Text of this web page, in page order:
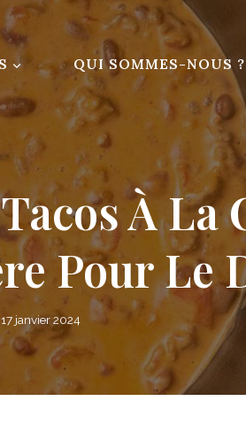
QUI SOMMES-NOUS ?
À La
Pour Le
17 janvier 2024